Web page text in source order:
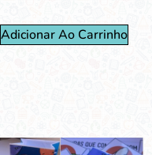
Adicionar Ao Carrinho